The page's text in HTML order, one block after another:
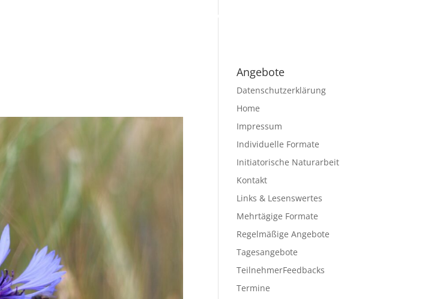
TeilnehmerStimmen
Angebote
Datenschutzerklärung
Home
Impressum
Individuelle Formate
Initiatorische Naturarbeit
Kontakt
Links & Lesenswertes
Mehrtägige Formate
Regelmäßige Angebote
Tagesangebote
TeilnehmerFeedbacks
Termine